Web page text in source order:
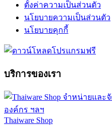
ตั้งค่าความเป็นส่วนตัว
นโยบายความเป็นส่วนตัว
นโยบายคุกกี้
บริการของเรา
Thaiware Shop